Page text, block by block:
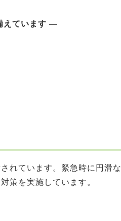
えています ―
れています。緊急時に円滑な
策を実施しています。